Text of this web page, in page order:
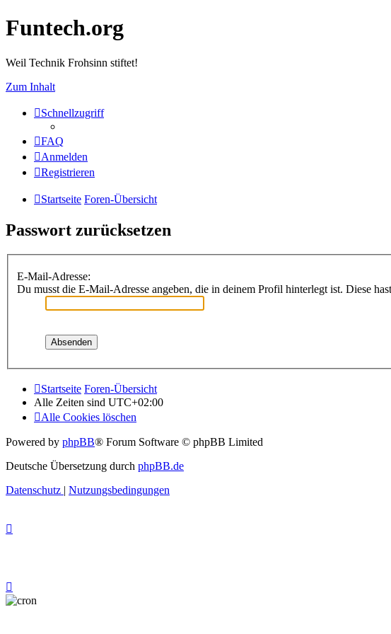
Funtech.org
Weil Technik Frohsinn stiftet!
Zum Inhalt
Schnellzugriff
FAQ
Anmelden
Registrieren
Startseite Foren-Übersicht
Passwort zurücksetzen
E-Mail-Adresse:
Du musst die E-Mail-Adresse angeben, die in deinem Profil hinterlegt ist. Diese
Startseite Foren-Übersicht
Alle Zeiten sind UTC+02:00
Alle Cookies löschen
Powered by phpBB® Forum Software © phpBB Limited
Deutsche Übersetzung durch phpBB.de
Datenschutz | Nutzungsbedingungen